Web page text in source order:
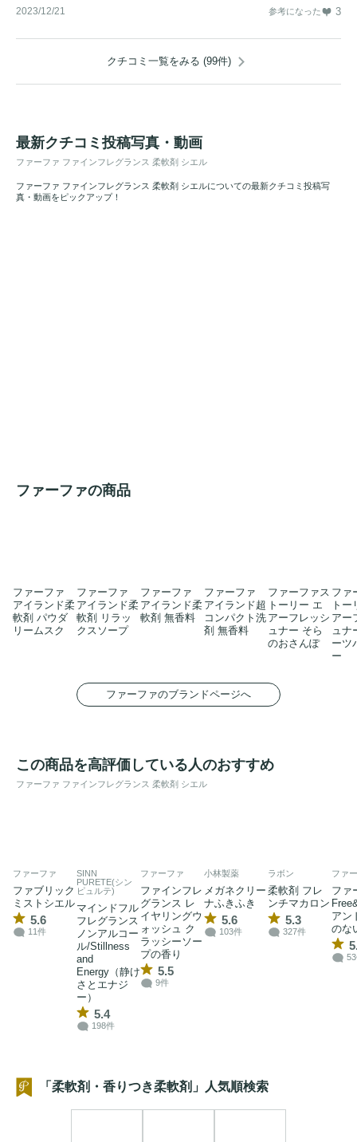
2023/12/21 参考になった 3
クチコミ一覧をみる (99件)
最新クチコミ投稿写真・動画
ファーファ ファインフレグランス 柔軟剤 シエル
ファーファ ファインフレグランス 柔軟剤 シエルについての最新クチコミ投稿写
真・動画をピックアップ！
ファーファの商品
ファーファ
アイランド柔
軟剤 パウダ
リームスク
ファーファ
アイランド柔
軟剤 リラッ
クスソープ
ファーファ
アイランド柔
軟剤 無香料
ファーファ
アイランド超
コンパクト洗
剤 無香料
ファーファス
トーリー エ
アーフレッシ
ュナー そら
のおさんぽ
ファ
トー
アー
ュナ
ーツ
ー
ファーファのブランドページへ
この商品を高評価している人のおすすめ
ファーファ ファインフレグランス 柔軟剤 シエル
ファーファ
ファブリック
ミストシエル
5.6
11件
SINN
PURETE(シン
ピュルテ)
マインドフル
フレグランス
ノンアルコー
ル/Stillness
and
Energy（静け
さとエナジ
ー）
5.4
198件
ファーファ
ファインフレ
グランス レ
イヤリングウ
ォッシュ ク
ラッシーソー
プの香り
5.5
9件
小林製薬
メガネクリー
ナふきふき
5.6
103件
ラボン
柔軟剤 フレ
ンチマカロン
5.3
327件
ファ
ファ
アン
のな
「柔軟剤・香りつき柔軟剤」人気順検索